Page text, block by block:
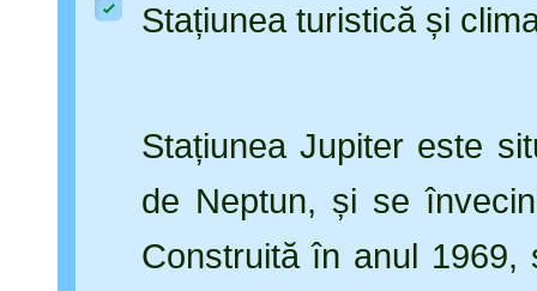
Stațiunea turistică și
Stațiunea Jupiter este
de Neptun, și se
Construită în anul 1969,